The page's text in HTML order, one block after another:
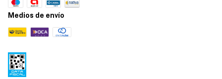
Medios de envío